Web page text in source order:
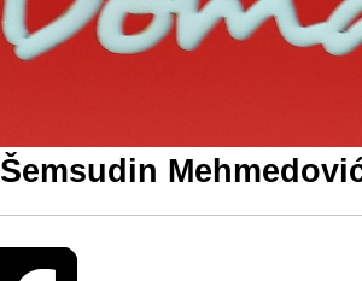
Šemsudin